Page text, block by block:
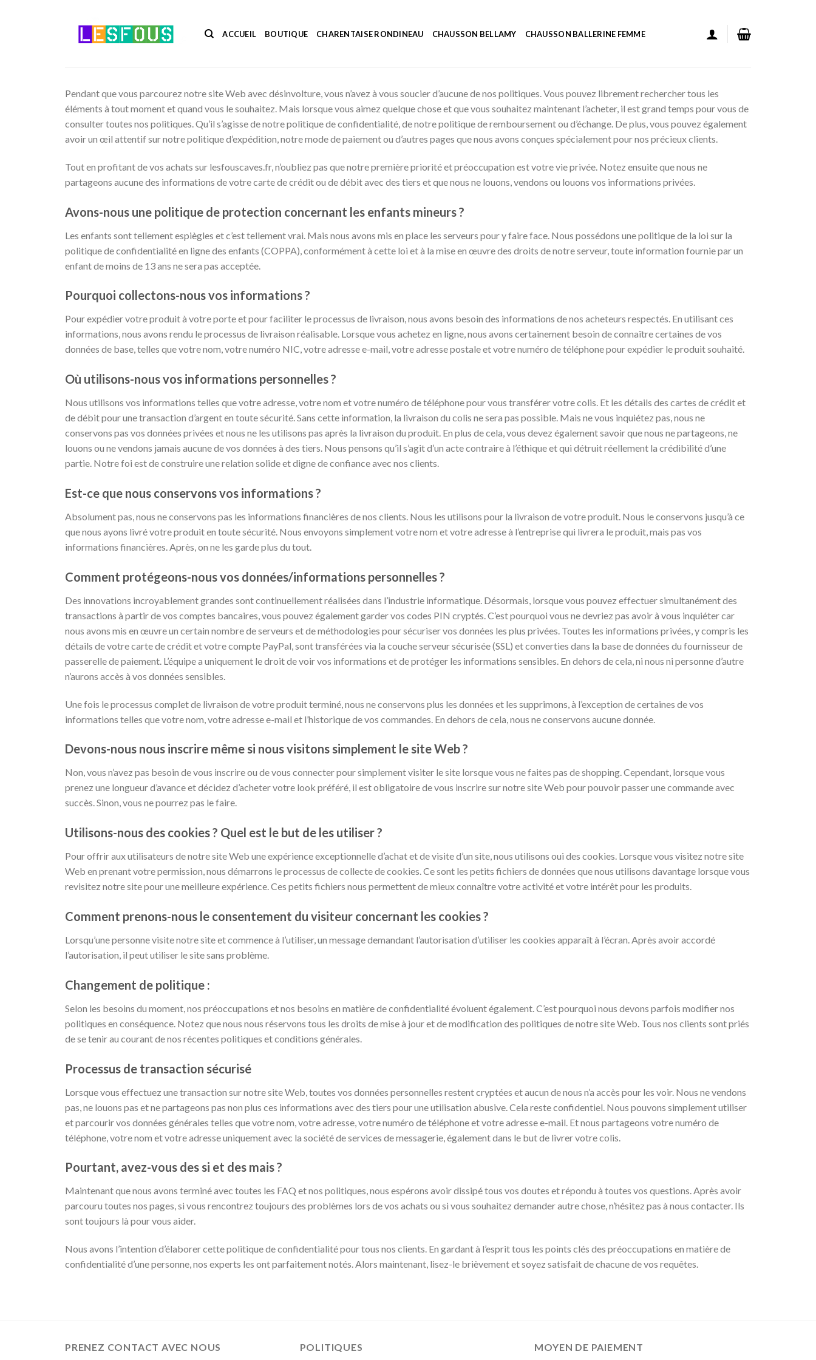
ACCUEIL BOUTIQUE CHARENTAISE RONDINEAU CHAUSSON BELLAMY CHAUSSON BALLERINE FEMME
Pendant que vous parcourez notre site Web avec désinvolture, vous n’avez à vous soucier d’aucune de nos politiques. Vous pouvez librement rechercher tous les
éléments à tout moment et quand vous le souhaitez. Mais lorsque vous aimez quelque chose et que vous souhaitez maintenant l’acheter, il est grand temps pour vous de
consulter toutes nos politiques. Qu’il s’agisse de notre politique de confidentialité, de notre politique de remboursement ou d’échange. De plus, vous pouvez également
avoir un œil attentif sur notre politique d’expédition, notre mode de paiement ou d’autres pages que nous avons conçues spécialement pour nos précieux clients.
Tout en profitant de vos achats sur lesfouscaves.fr, n’oubliez pas que notre première priorité et préoccupation est votre vie privée. Notez ensuite que nous ne
partageons aucune des informations de votre carte de crédit ou de débit avec des tiers et que nous ne louons, vendons ou louons vos informations privées.
Avons-nous une politique de protection concernant les enfants mineurs ?
Les enfants sont tellement espiègles et c’est tellement vrai. Mais nous avons mis en place les serveurs pour y faire face. Nous possédons une politique de la loi sur la
politique de confidentialité en ligne des enfants (COPPA), conformément à cette loi et à la mise en œuvre des droits de notre serveur, toute information fournie par un
enfant de moins de 13 ans ne sera pas acceptée.
Pourquoi collectons-nous vos informations ?
Pour expédier votre produit à votre porte et pour faciliter le processus de livraison, nous avons besoin des informations de nos acheteurs respectés. En utilisant ces
informations, nous avons rendu le processus de livraison réalisable. Lorsque vous achetez en ligne, nous avons certainement besoin de connaître certaines de vos
données de base, telles que votre nom, votre numéro NIC, votre adresse e-mail, votre adresse postale et votre numéro de téléphone pour expédier le produit souhaité.
Où utilisons-nous vos informations personnelles ?
Nous utilisons vos informations telles que votre adresse, votre nom et votre numéro de téléphone pour vous transférer votre colis. Et les détails des cartes de crédit et
de débit pour une transaction d’argent en toute sécurité. Sans cette information, la livraison du colis ne sera pas possible. Mais ne vous inquiétez pas, nous ne
conservons pas vos données privées et nous ne les utilisons pas après la livraison du produit. En plus de cela, vous devez également savoir que nous ne partageons, ne
louons ou ne vendons jamais aucune de vos données à des tiers. Nous pensons qu’il s’agit d’un acte contraire à l’éthique et qui détruit réellement la crédibilité d’une
partie. Notre foi est de construire une relation solide et digne de confiance avec nos clients.
Est-ce que nous conservons vos informations ?
Absolument pas, nous ne conservons pas les informations financières de nos clients. Nous les utilisons pour la livraison de votre produit. Nous le conservons jusqu’à ce
que nous ayons livré votre produit en toute sécurité. Nous envoyons simplement votre nom et votre adresse à l’entreprise qui livrera le produit, mais pas vos
informations financières. Après, on ne les garde plus du tout.
Comment protégeons-nous vos données/informations personnelles ?
Des innovations incroyablement grandes sont continuellement réalisées dans l’industrie informatique. Désormais, lorsque vous pouvez effectuer simultanément des
transactions à partir de vos comptes bancaires, vous pouvez également garder vos codes PIN cryptés. C’est pourquoi vous ne devriez pas avoir à vous inquiéter car
nous avons mis en œuvre un certain nombre de serveurs et de méthodologies pour sécuriser vos données les plus privées. Toutes les informations privées, y compris les
détails de votre carte de crédit et votre compte PayPal, sont transférées via la couche serveur sécurisée (SSL) et converties dans la base de données du fournisseur de
passerelle de paiement. L’équipe a uniquement le droit de voir vos informations et de protéger les informations sensibles. En dehors de cela, ni nous ni personne d’autre
n’aurons accès à vos données sensibles.
Une fois le processus complet de livraison de votre produit terminé, nous ne conservons plus les données et les supprimons, à l’exception de certaines de vos
informations telles que votre nom, votre adresse e-mail et l’historique de vos commandes. En dehors de cela, nous ne conservons aucune donnée.
Devons-nous nous inscrire même si nous visitons simplement le site Web ?
Non, vous n’avez pas besoin de vous inscrire ou de vous connecter pour simplement visiter le site lorsque vous ne faites pas de shopping. Cependant, lorsque vous
prenez une longueur d’avance et décidez d’acheter votre look préféré, il est obligatoire de vous inscrire sur notre site Web pour pouvoir passer une commande avec
succès. Sinon, vous ne pourrez pas le faire.
Utilisons-nous des cookies ? Quel est le but de les utiliser ?
Pour offrir aux utilisateurs de notre site Web une expérience exceptionnelle d’achat et de visite d’un site, nous utilisons oui des cookies. Lorsque vous visitez notre site
Web en prenant votre permission, nous démarrons le processus de collecte de cookies. Ce sont les petits fichiers de données que nous utilisons davantage lorsque vous
revisitez notre site pour une meilleure expérience. Ces petits fichiers nous permettent de mieux connaître votre activité et votre intérêt pour les produits.
Comment prenons-nous le consentement du visiteur concernant les cookies ?
Lorsqu’une personne visite notre site et commence à l’utiliser, un message demandant l’autorisation d’utiliser les cookies apparaît à l’écran. Après avoir accordé
l’autorisation, il peut utiliser le site sans problème.
Changement de politique :
Selon les besoins du moment, nos préoccupations et nos besoins en matière de confidentialité évoluent également. C’est pourquoi nous devons parfois modifier nos
politiques en conséquence. Notez que nous nous réservons tous les droits de mise à jour et de modification des politiques de notre site Web. Tous nos clients sont priés
de se tenir au courant de nos récentes politiques et conditions générales.
Processus de transaction sécurisé
Lorsque vous effectuez une transaction sur notre site Web, toutes vos données personnelles restent cryptées et aucun de nous n’a accès pour les voir. Nous ne vendons
pas, ne louons pas et ne partageons pas non plus ces informations avec des tiers pour une utilisation abusive. Cela reste confidentiel. Nous pouvons simplement utiliser
et parcourir vos données générales telles que votre nom, votre adresse, votre numéro de téléphone et votre adresse e-mail. Et nous partageons votre numéro de
téléphone, votre nom et votre adresse uniquement avec la société de services de messagerie, également dans le but de livrer votre colis.
Pourtant, avez-vous des si et des mais ?
Maintenant que nous avons terminé avec toutes les FAQ et nos politiques, nous espérons avoir dissipé tous vos doutes et répondu à toutes vos questions. Après avoir
parcouru toutes nos pages, si vous rencontrez toujours des problèmes lors de vos achats ou si vous souhaitez demander autre chose, n’hésitez pas à nous contacter. Ils
sont toujours là pour vous aider.
Nous avons l’intention d’élaborer cette politique de confidentialité pour tous nos clients. En gardant à l’esprit tous les points clés des préoccupations en matière de
confidentialité d’une personne, nos experts les ont parfaitement notés. Alors maintenant, lisez-le brièvement et soyez satisfait de chacune de vos requêtes.
PRENEZ CONTACT AVEC NOUS POLITIQUES MOYEN DE PAIEMENT